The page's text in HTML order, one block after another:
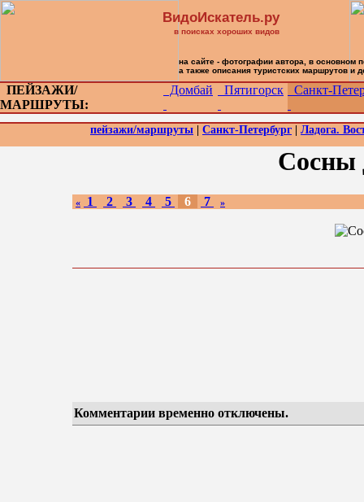
ПЕЙЗАЖИ/
МАРШРУТЫ:
Домбай Пятигорск Санкт-
пейзажи/маршруты Санкт-Петербург Ладога.
Сосны
« 1 2 3 4 5 6 7 »
Комментарии временно отключены.
ВидоИскатель.ру
в поисках хороших видов
на сайте - фотографии автора, в основном
а также описания туристских маршрутов и